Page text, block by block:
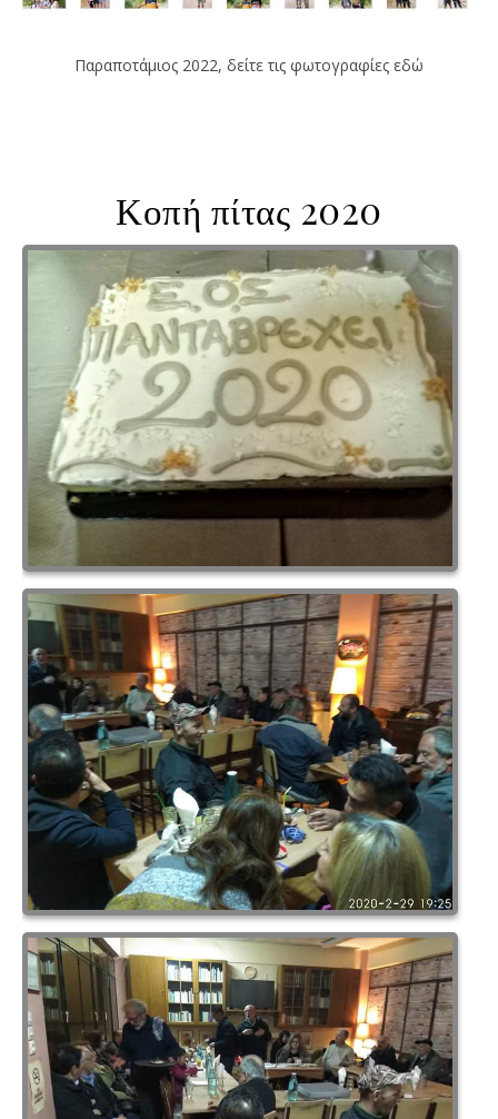
Παραποτάμιος 2022, δείτε τις φωτογραφίες εδώ
Κοπή πίτας 2020